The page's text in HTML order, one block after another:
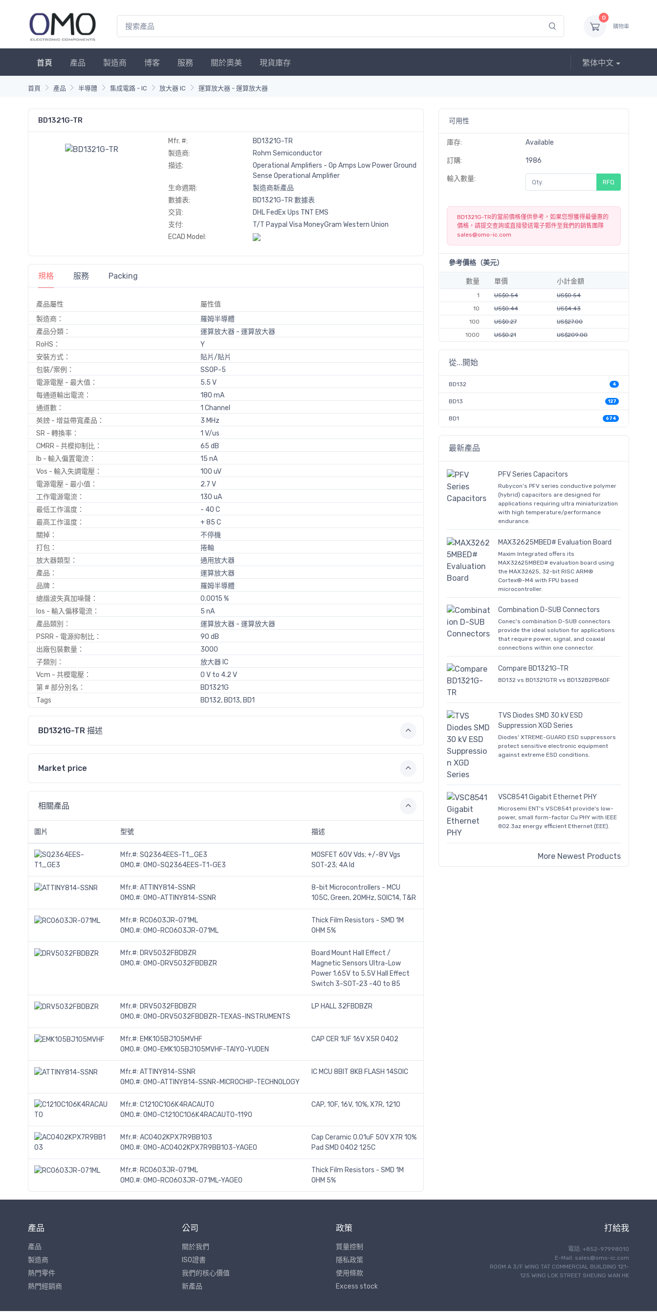
0
購物車
首頁 產品 製造商 博客 服務 關於奧美 現貨庫存 繁体中文
首頁 產品 半導體 集成電路 - IC 放大器 IC 運算放大器 - 運算放大器
BD1321G-TR
Mfr. #:
BD1321G-TR
製造商:
Rohm Semiconductor
描述:
Operational Amplifiers - Op Amps Low Power Ground
Sense Operational Amplifier
生命週期:
製造商新產品
數據表:
BD1321G-TR 數據表
交貨:
DHL FedEx Ups TNT EMS
支付:
T/T Paypal Visa MoneyGram Western Union
ECAD Model:
規格 服務 Packing
產品屬性
屬性值
製造商：
羅姆半導體
產品分類：
運算放大器 - 運算放大器
RoHS：
Y
安裝方式：
貼片/貼片
包裝/案例：
SSOP-5
電源電壓 - 最大值：
5.5 V
每通道輸出電流：
180 mA
通道數：
1 Channel
英鎊 - 增益帶寬產品：
3 MHz
SR - 轉換率：
1 V/us
CMRR - 共模抑制比：
65 dB
Ib - 輸入偏置電流：
15 nA
Vos - 輸入失調電壓：
100 uV
電源電壓 - 最小值：
2.7 V
工作電源電流：
130 uA
最低工作溫度：
- 40 C
最高工作溫度：
+ 85 C
關掉：
不停機
打包：
捲軸
放大器類型：
通用放大器
產品：
運算放大器
品牌：
羅姆半導體
總諧波失真加噪聲：
0.0015 %
Ios - 輸入偏移電流：
5 nA
產品類別：
運算放大器 - 運算放大器
PSRR - 電源抑制比：
90 dB
出廠包裝數量：
3000
子類別：
放大器 IC
Vcm - 共模電壓：
0 V to 4.2 V
第 # 部分別名：
BD1321G
Tags
BD132, BD13, BD1
BD1321G-TR 描述
Market price
相關產品
圖片 型號 描述
Mfr.#: SQ2364EES-T1_GE3
OMO.#: OMO-SQ2364EES-T1-GE3
MOSFET 60V Vds; +/-8V Vgs
SOT-23; 4A Id
Mfr.#: ATTINY814-SSNR
OMO.#: OMO-ATTINY814-SSNR
8-bit Microcontrollers - MCU
105C, Green, 20MHz, SOIC14, T&R
Mfr.#: RC0603JR-071ML
OMO.#: OMO-RC0603JR-071ML
Thick Film Resistors - SMD 1M
OHM 5%
Mfr.#: DRV5032FBDBZR
OMO.#: OMO-DRV5032FBDBZR
Board Mount Hall Effect /
Magnetic Sensors Ultra-Low
Power 1.65V to 5.5V Hall Effect
Switch 3-SOT-23 -40 to 85
Mfr.#: DRV5032FBDBZR
OMO.#: OMO-DRV5032FBDBZR-TEXAS-INSTRUMENTS
LP HALL 32FBDBZR
Mfr.#: EMK105BJ105MVHF
OMO.#: OMO-EMK105BJ105MVHF-TAIYO-YUDEN
CAP CER 1UF 16V X5R 0402
Mfr.#: ATTINY814-SSNR
OMO.#: OMO-ATTINY814-SSNR-MICROCHIP-TECHNOLOGY
IC MCU 8BIT 8KB FLASH 14SOIC
Mfr.#: C1210C106K4RACAUTO
OMO.#: OMO-C1210C106K4RACAUTO-1190
CAP, 10F, 16V, 10%, X7R, 1210
Mfr.#: AC0402KPX7R9BB103
OMO.#: OMO-AC0402KPX7R9BB103-YAGEO
Cap Ceramic 0.01uF 50V X7R 10%
Pad SMD 0402 125C
Mfr.#: RC0603JR-071ML
OMO.#: OMO-RC0603JR-071ML-YAGEO
Thick Film Resistors - SMD 1M
OHM 5%
可用性
庫存: Available
訂購: 1986
輸入數量: RFQ
BD1321G-TR的當前價格僅供參考，如果您想獲得最優惠的
價格，請提交查詢或直接發送電子郵件至我們的銷售團隊
sales@omo-ic.com
參考價格（美元）
數量 單價 小計金額
1 US$0.54
US$0.54
10
US$0.44
US$4.43
100
US$0.27
US$27.00
1000
US$0.21 US$209.00
從...開始
BD132 4
BD13 127
BD1 674
最新產品
PFV Series Capacitors
Rubycon’s PFV series conductive polymer
(hybrid) capacitors are designed for
applications requiring ultra miniaturization
with high temperature/performance
endurance.
MAX32625MBED# Evaluation Board
Maxim Integrated offers its
MAX32625MBED# evaluation board using
the MAX32625, 32-bit RISC ARM®
Cortex®-M4 with FPU based
microcontroller.
Combination D-SUB Connectors
Conec's combination D-SUB connectors
provide the ideal solution for applications
that require power, signal, and coaxial
connections within one connector.
Compare BD1321G-TR
BD132 vs BD1321GTR vs BD132B2PB6DF
TVS Diodes SMD 30 kV ESD
Suppression XGD Series
Diodes' XTREME-GUARD ESD suppressors
protect sensitive electronic equipment
against extreme ESD conditions.
VSC8541 Gigabit Ethernet PHY
Microsemi ENT's VSC8541 provide's low-
power, small form-factor Cu PHY with IEEE
802.3az energy efficient Ethernet (EEE).
More Newest Products
產品
產品
製造商
熱門零件
熱門經銷商
公司
關於我們
ISO證書
我們的核心價值
新產品
政策
質量控制
隱私政策
使用條款
Excess stock
打給我
電話: +852-97998010
E-Mail: sales@omo-ic.com
ROOM A 3/F WING TAT COMMERCIAL BUILDING 121-
125 WING LOK STREET SHEUNG WAN HK